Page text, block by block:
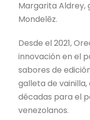
Margarita Aldrey,
Mondelēz.
Desde el 2021,
innovación en el
sabores de
galleta de
décadas para el
venezolanos.